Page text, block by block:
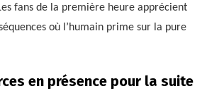
fans de la première heure apprécient
où l’humain prime sur la pure
en présence pour la suite